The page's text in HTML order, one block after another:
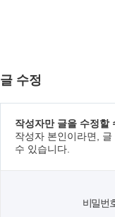
글 수정
작성자만 글을 수정할
작성자 본인이라면,
수 있습니다.
비밀번